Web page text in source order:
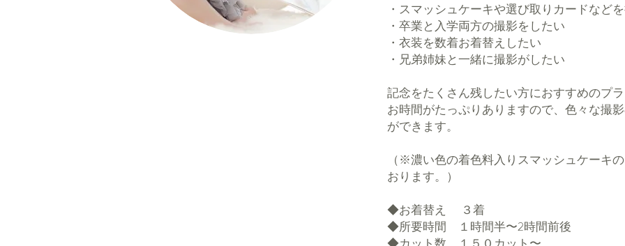
・スマッシュケーキや選び取りカードなど
​・卒業と入学両方の撮影をしたい
・衣装を数着お着替えしたい
・兄弟姉妹と一緒に撮影がしたい
記念をたくさん残したい方におすすめのプ
お時間がたっぷりありますので、色々な撮
ができます。
（※濃い色の着色料入りスマッシュケーキ
おります。​）
​◆お着替え ３着
◆所要時間 １時間半〜2時間前後